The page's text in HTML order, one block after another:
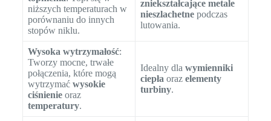
niższych temperaturach w
porównaniu do innych
stopów niklu.
zniekształcające metale
nieszlachetnepodczas
lutowania.
Wysoka wytrzymałość:
Tworzy mocne, trwałe
połączenia, które mogą
wytrzymać wysokie
ciśnienieoraz
temperatury.
Idealny dla wymienniki
ciepłaoraz elementy
turbiny.